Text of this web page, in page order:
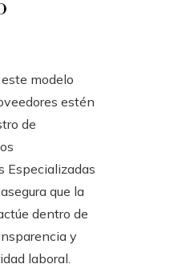
modelo
estén
de
Especializadas
que la
dentro de
y
laboral.